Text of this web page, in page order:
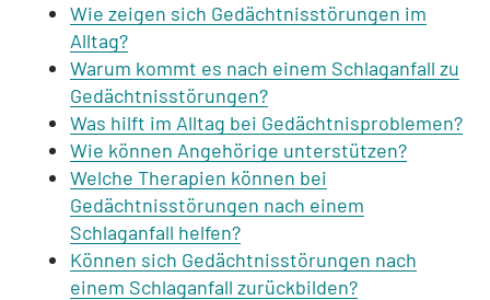
Wie zeigen sich Gedächtnisstörungen im
Alltag?
Warum kommt es nach einem Schlaganfall zu
Gedächtnisstörungen?
Was hilft im Alltag bei Gedächtnisproblemen?
Wie können Angehörige unterstützen?
Welche Therapien können bei
Gedächtnisstörungen nach einem
Schlaganfall helfen?
Können sich Gedächtnisstörungen nach
einem Schlaganfall zurückbilden?